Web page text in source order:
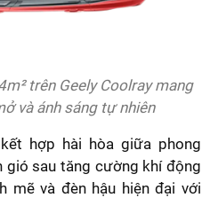
trên Geely Coolray mang
và ánh sáng tự nhiên
kết hợp hài hòa giữa phong
gió sau tăng cường khí động
mẽ và đèn hậu hiện đại với